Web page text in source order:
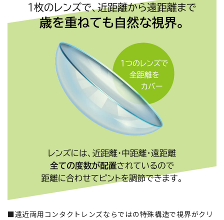
■遠近両用コンタクトレンズならではの特殊構造で視界がクリ